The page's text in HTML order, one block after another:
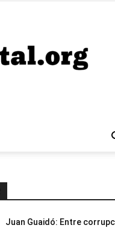
Juan Guaidó: Entre